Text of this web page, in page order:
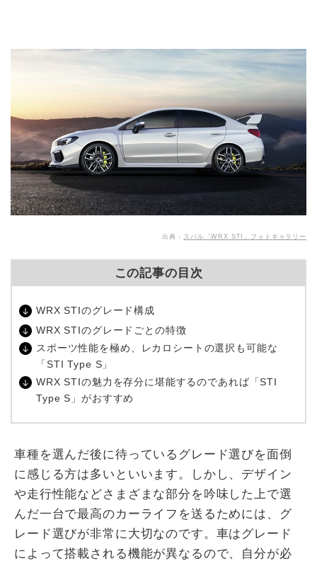
出典： スバル「WRX STI」フォトギャラリー
この記事の目次
WRX STIのグレード構成
WRX STIのグレードごとの特徴
スポーツ性能を極め、レカロシートの選択も可能な
「STI Type S」
WRX STIの魅力を存分に堪能するのであれば「STI
Type S」がおすすめ
車種を選んだ後に待っているグレード選びを面倒
に感じる方は多いといいます。しかし、デザイン
や走行性能などさまざまな部分を吟味した上で選
んだ一台で最高のカーライフを送るためには、グ
レード選びが非常に大切なのです。車はグレード
によって搭載される機能が異なるので、自分が必